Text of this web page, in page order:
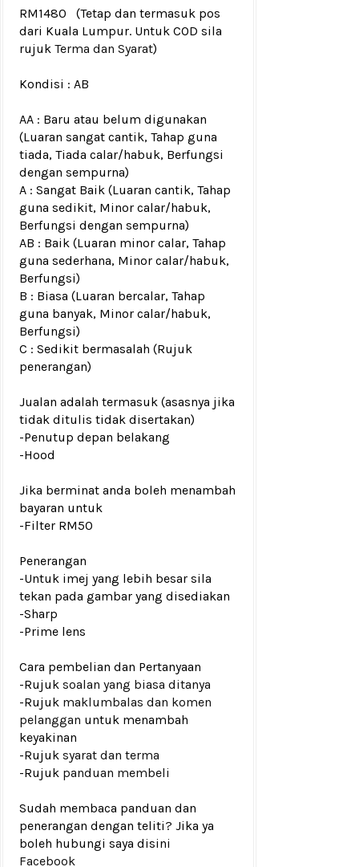
RM1480
(Tetap dan termasuk pos
dari Kuala Lumpur. Untuk COD sila
rujuk Terma dan Syarat)
Kondisi : AB
AA : Baru atau belum digunakan
(Luaran sangat cantik, Tahap guna
tiada, Tiada calar/habuk, Berfungsi
dengan sempurna)
A : Sangat Baik (Luaran cantik, Tahap
guna sedikit, Minor calar/habuk,
Berfungsi dengan sempurna)
AB : Baik (Luaran minor calar, Tahap
guna sederhana, Minor calar/habuk,
Berfungsi)
B : Biasa (Luaran bercalar, Tahap
guna banyak, Minor calar/habuk,
Berfungsi)
C : Sedikit bermasalah (Rujuk
penerangan)
Jualan adalah termasuk (asasnya jika
tidak ditulis tidak disertakan)
-Penutup depan belakang
-Hood
Jika berminat anda boleh menambah
bayaran untuk
-Filter RM50
Penerangan
-Untuk imej yang lebih besar sila
tekan pada gambar yang disediakan
-Sharp
-Prime lens
Cara pembelian dan Pertanyaan
-Rujuk soalan yang biasa ditanya
-Rujuk maklumbalas dan komen
pelanggan untuk menambah
keyakinan
-Rujuk syarat dan terma
-Rujuk panduan membeli
Sudah membaca panduan dan
penerangan dengan teliti? Jika ya
boleh hubungi saya disini
Facebook